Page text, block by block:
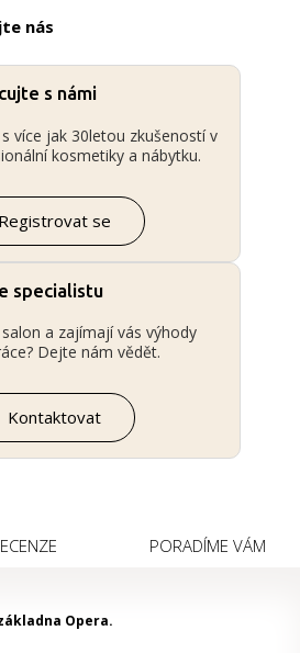
nás
s námi
více jak 30letou zkušeností v
kosmetiky a nábytku.
Registrovat se
specialistu
a zajímají vás výhody
Dejte nám vědět.
Kontaktovat
PORADÍME VÁM
Opera.